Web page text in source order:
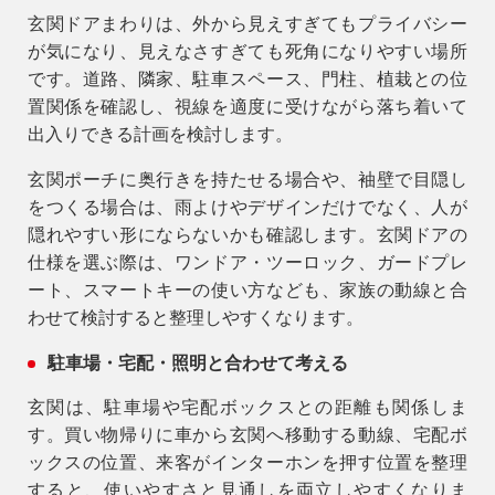
玄関ドアまわりは、外から見えすぎてもプライバシー
が気になり、見えなさすぎても死角になりやすい場所
です。道路、隣家、駐車スペース、門柱、植栽との位
置関係を確認し、視線を適度に受けながら落ち着いて
出入りできる計画を検討します。
玄関ポーチに奥行きを持たせる場合や、袖壁で目隠し
をつくる場合は、雨よけやデザインだけでなく、人が
隠れやすい形にならないかも確認します。玄関ドアの
仕様を選ぶ際は、ワンドア・ツーロック、ガードプレ
ート、スマートキーの使い方なども、家族の動線と合
わせて検討すると整理しやすくなります。
駐車場・宅配・照明と合わせて考える
玄関は、駐車場や宅配ボックスとの距離も関係しま
す。買い物帰りに車から玄関へ移動する動線、宅配ボ
ックスの位置、来客がインターホンを押す位置を整理
すると、使いやすさと見通しを両立しやすくなりま